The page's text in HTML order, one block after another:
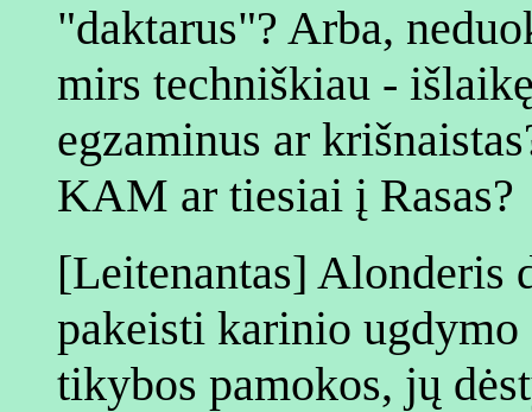
"daktarus"? Arba,
mirs techniškiau -
egzaminus ar
KAM ar tiesiai į Rasas?
[Leitenantas] Alonderis
pakeisti karinio
tikybos pamokos, jų